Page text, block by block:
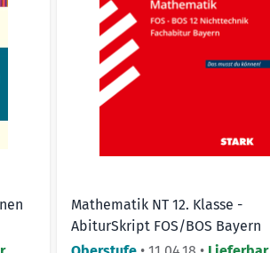
Mathematik NT 12. Klasse -
AbiturSkript FOS/BOS Bayern